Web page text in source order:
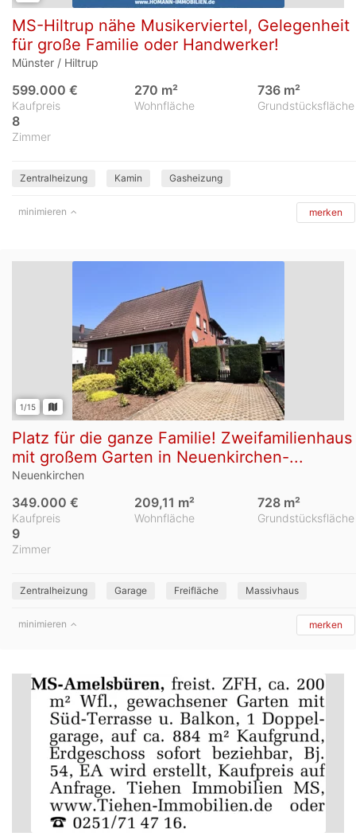
MS-Hiltrup nähe Musikerviertel, Gelegenheit
für große Familie oder Handwerker!
Münster / Hiltrup
Kaufpreis
599.000 €
Wohnfläche
270 m²
Grundstücksfläche
736 m²
Zimmer
8
Zentralheizung Kamin Gasheizung
minimieren merken
1/15
Platz für die ganze Familie! Zweifamilienhaus
mit großem Garten in Neuenkirchen-...
Neuenkirchen
Kaufpreis
349.000 €
Wohnfläche
209,11 m²
Grundstücksfläche
728 m²
Zimmer
9
Zentralheizung Garage Freifläche Massivhaus
minimieren merken